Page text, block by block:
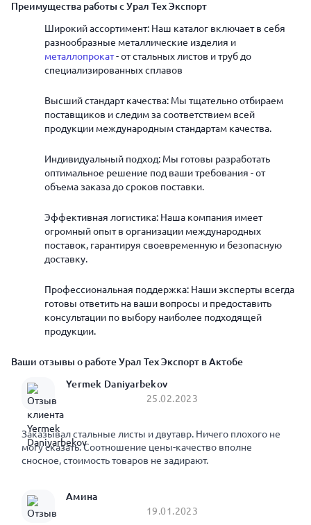
Преимущества работы с Урал Тех Экспорт
Широкий ассортимент: Наш каталог включает в себя
разнообразные металлические изделия и
металлопрокат- от стальных листов и труб до
специализированных сплавов
Высший стандарт качества: Мы тщательно отбираем
поставщиков и следим за соответствием всей
продукции международным стандартам качества.
Индивидуальный подход: Мы готовы разработать
оптимальное решение под ваши требования - от
объема заказа до сроков поставки.
Эффективная логистика: Наша компания имеет
огромный опыт в организации международных
поставок, гарантируя своевременную и безопасную
доставку.
Профессиональная поддержка: Наши эксперты всегда
готовы ответить на ваши вопросы и предоставить
консультации по выбору наиболее подходящей
продукции.
Ваши отзывы о работе Урал Тех Экспорт в Актобе
Yermek Daniyarbekov
25.02.2023
Заказывал стальные листы и двутавр. Ничего плохого не
могу сказать. Соотношение цены-качество вполне
сносное, стоимость товаров не задирают.
Амина
19.01.2023